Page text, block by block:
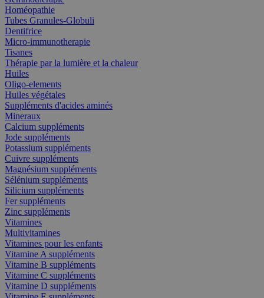
Homéopathie
Tubes Granules-Globuli
Dentifrice
Micro-immunotherapie
Tisanes
Thérapie par la lumière et la chaleur
Huiles
Oligo-elements
Huiles végétales
Suppléments d'acides aminés
Mineraux
Calcium suppléments
Jode suppléments
Potassium suppléments
Cuivre suppléments
Magnésium suppléments
Sélénium suppléments
Silicium suppléments
Fer suppléments
Zinc suppléments
Vitamines
Multivitamines
Vitamines pour les enfants
Vitamine A suppléments
Vitamine B suppléments
Vitamine C suppléments
Vitamine D suppléments